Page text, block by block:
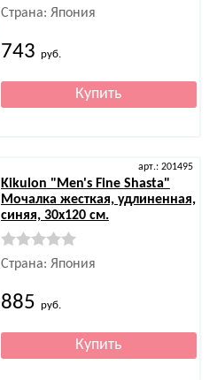
Страна: Япония
743 руб.
арт.: 201495
Kikulon "Men's Fine Shasta"
Мочалка жесткая, удлиненная,
синяя, 30х120 см.
Страна: Япония
885 руб.